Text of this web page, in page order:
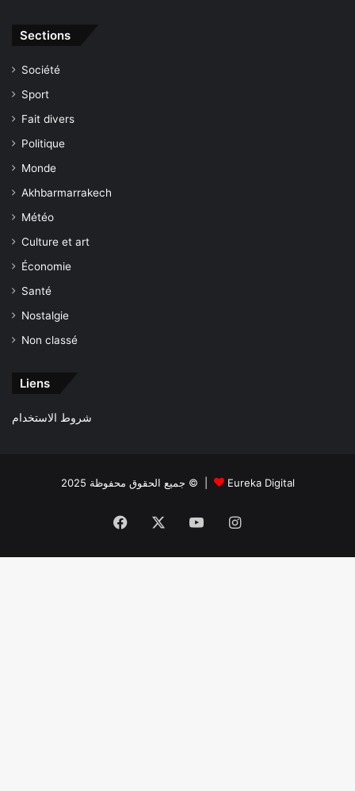
Sections
Société
Sport
Fait divers
Politique
Monde
Akhbarmarrakech
Météo
Culture et art
Économie
Santé
Nostalgie
Non classé
Liens
شروط الاستخدام
جميع الحقوق محفوظة 2025 © | Eureka Digital
Facebook YouTubeInstagram